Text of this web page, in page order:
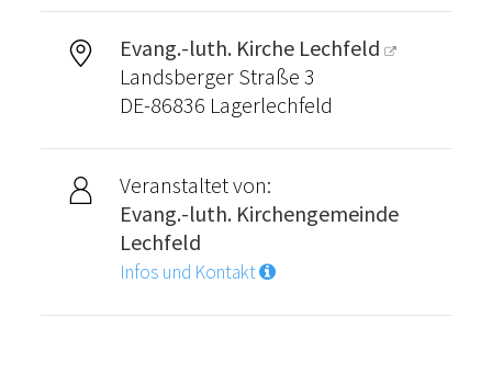
Evang.-luth. Kirche Lechfeld
Landsberger Straße 3
DE-86836 Lagerlechfeld
Veranstaltet von:
Evang.-luth. Kirchengemeinde
Lechfeld
Infos und Kontakt